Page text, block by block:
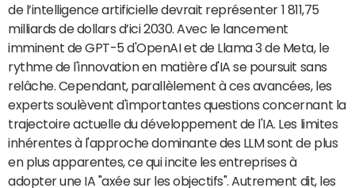
de l’intelligence artificielle devrait représenter 1 811,75
milliards de dollars d’ici 2030. Avec le lancement
imminent de GPT-5 d'OpenAI et de Llama 3 de Meta, le
rythme de l'innovation en matière d'IA se poursuit sans
relâche. Cependant, parallèlement à ces avancées, les
experts soulèvent d'importantes questions concernant la
trajectoire actuelle du développement de l'IA. Les limites
inhérentes à l'approche dominante des LLM sont de plus
en plus apparentes, ce qui incite les entreprises à
adopter une IA "axée sur les objectifs". Autrement dit, les